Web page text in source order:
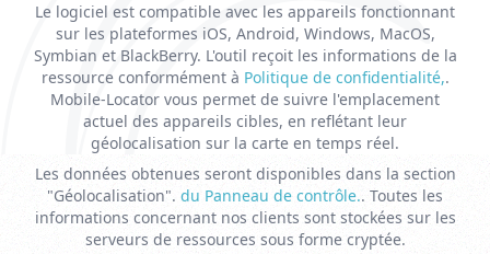
Le logiciel est compatible avec les appareils fonctionnant
sur les plateformes iOS, Android, Windows, MacOS,
Symbian et BlackBerry. L'outil reçoit les informations de la
ressource conformément à Politique de confidentialité,.
Mobile-Locator vous permet de suivre l'emplacement
actuel des appareils cibles, en reflétant leur
géolocalisation sur la carte en temps réel.
Les données obtenues seront disponibles dans la section
"Géolocalisation". du Panneau de contrôle.. Toutes les
informations concernant nos clients sont stockées sur les
serveurs de ressources sous forme cryptée.